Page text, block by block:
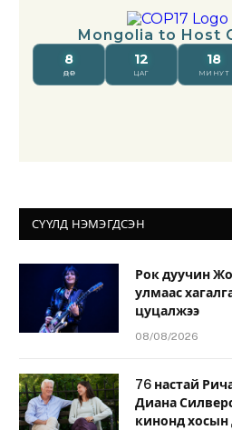
СҮҮЛД НЭМЭГДСЭН
Рок дуучин
улмаас
цуцалжээ
08/08/2026
76 настай
Диана
кинонд хосын